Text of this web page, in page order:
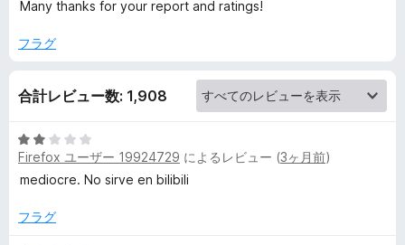
D
w
n
l
Many thanks for your report and ratings!
フラグ
合計レビュー数: 1,908
5
段
階
2
Firefox ユーザー 19924729 によるレビュー (3ヶ月前)
mediocre. No sirve en bilibili
フラグ